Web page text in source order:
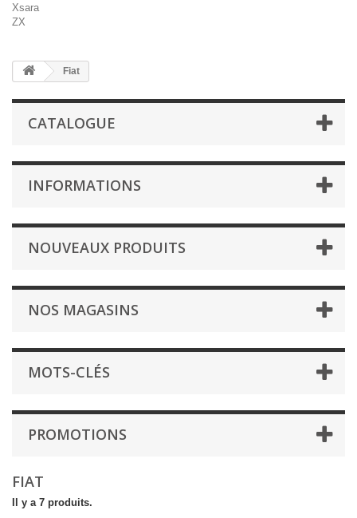
Xsara
ZX
Fiat
CATALOGUE
INFORMATIONS
NOUVEAUX PRODUITS
NOS MAGASINS
MOTS-CLÉS
PROMOTIONS
FIAT
Il y a 7 produits.